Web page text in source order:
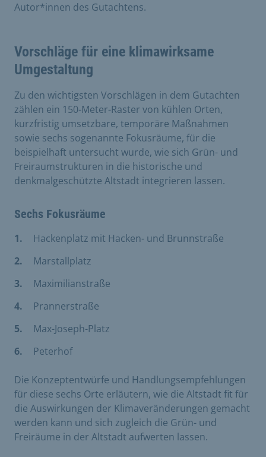
Autor*innen des Gutachtens.
Vorschläge für eine klimawirksame
Umgestaltung
Zu den wichtigsten Vorschlägen in dem Gutachten
zählen ein 150-Meter-Raster von kühlen Orten,
kurzfristig umsetzbare, temporäre Maßnahmen
sowie sechs sogenannte Fokusräume, für die
beispielhaft untersucht wurde, wie sich Grün- und
Freiraumstrukturen in die historische und
denkmalgeschützte Altstadt integrieren lassen.
Sechs Fokusräume
Hackenplatz mit Hacken- und Brunnstraße
Marstallplatz
Maximilianstraße
Prannerstraße
Max-Joseph-Platz
Peterhof
Die Konzeptentwürfe und Handlungsempfehlungen
für diese sechs Orte erläutern, wie die Altstadt fit für
die Auswirkungen der Klimaveränderungen gemacht
werden kann und sich zugleich die Grün- und
Freiräume in der Altstadt aufwerten lassen.